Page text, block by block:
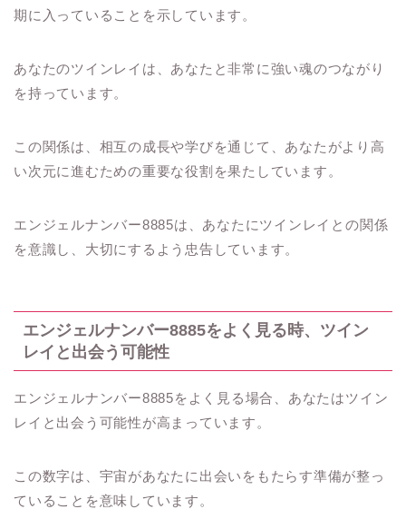
期に入っていることを示しています。
あなたのツインレイは、あなたと非常に強い魂のつながり
を持っています。
この関係は、相互の成長や学びを通じて、あなたがより高
い次元に進むための重要な役割を果たしています。
エンジェルナンバー8885は、あなたにツインレイとの関係
を意識し、大切にするよう忠告しています。
エンジェルナンバー8885をよく見る時、ツイン
レイと出会う可能性
エンジェルナンバー8885をよく見る場合、あなたはツイン
レイと出会う可能性が高まっています。
この数字は、宇宙があなたに出会いをもたらす準備が整っ
ていることを意味しています。